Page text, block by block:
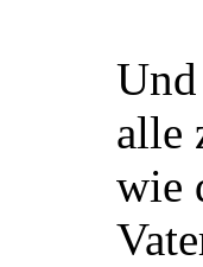
alle
wie